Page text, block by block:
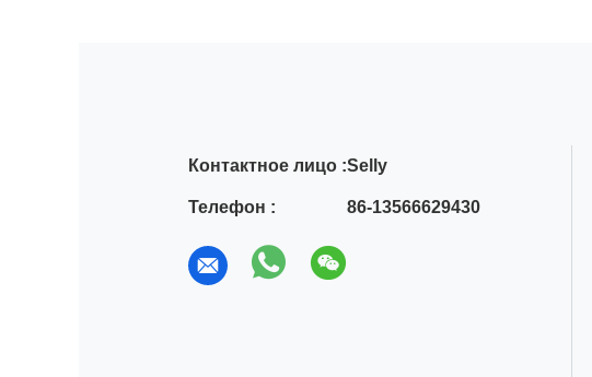
Контактное лицо :Selly
Телефон : 86-13566629430